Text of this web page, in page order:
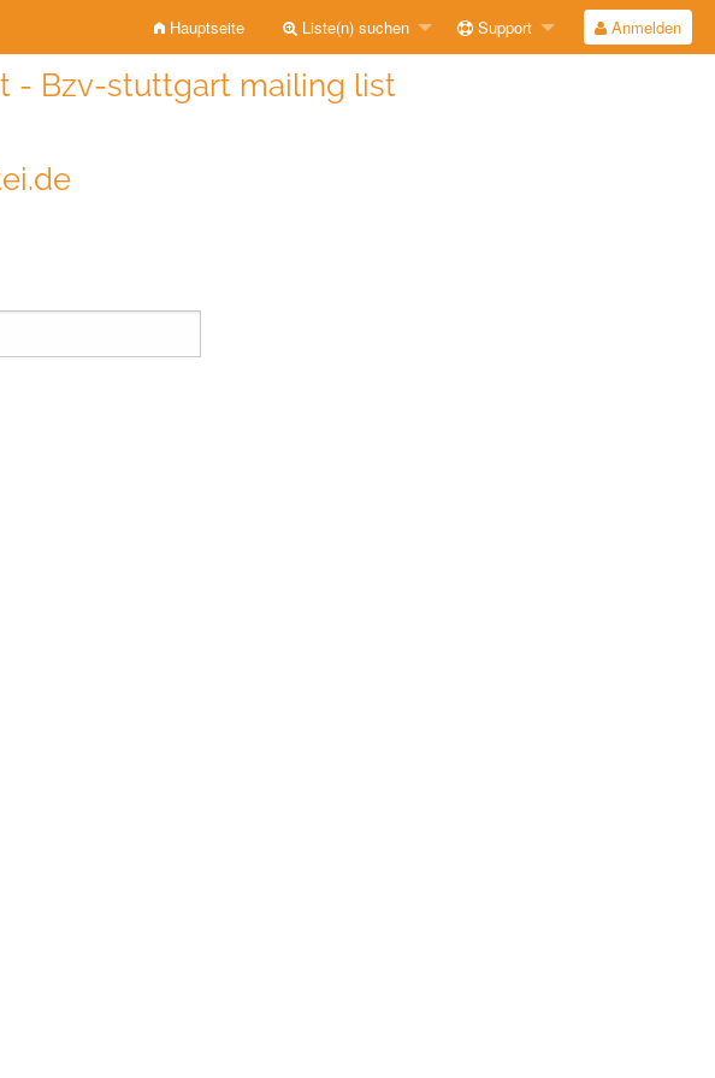
Hauptseite Liste(n) suchen Support Anmelden
- Bzv-stuttgart mailing list